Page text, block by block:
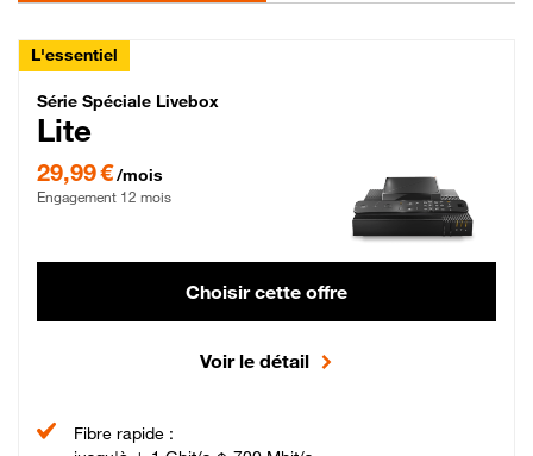
L'essentiel
Série Spéciale Livebox Lite Fibre
Série Spéciale Livebox
Lite
29,99 €/mois
Engagement 12 mois
Choisir cette offre
Voir le détail
Fibre rapide :